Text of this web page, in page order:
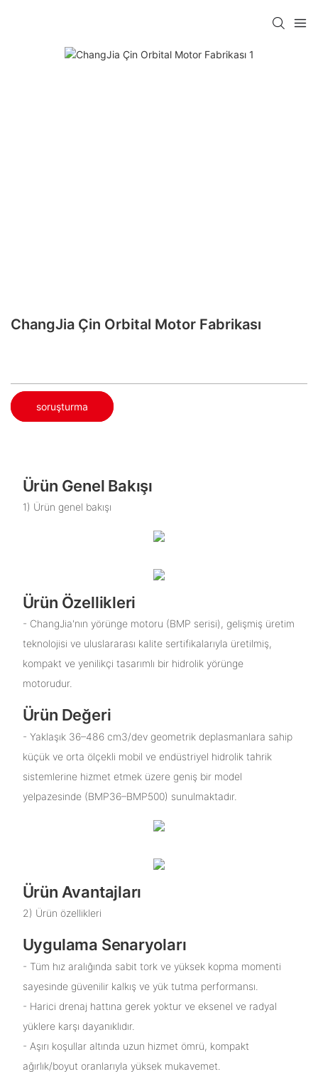
ChangJia Çin Orbital Motor Fabrikası
soruşturma
Ürün Genel Bakışı
1) Ürün genel bakışı
Ürün Özellikleri
- ChangJia'nın yörünge motoru (BMP serisi), gelişmiş üretim
teknolojisi ve uluslararası kalite sertifikalarıyla üretilmiş,
kompakt ve yenilikçi tasarımlı bir hidrolik yörünge
motorudur.
Ürün Değeri
- Yaklaşık 36–486 cm3/dev geometrik deplasmanlara sahip
küçük ve orta ölçekli mobil ve endüstriyel hidrolik tahrik
sistemlerine hizmet etmek üzere geniş bir model
yelpazesinde (BMP36–BMP500) sunulmaktadır.
Ürün Avantajları
2) Ürün özellikleri
Uygulama Senaryoları
- Tüm hız aralığında sabit tork ve yüksek kopma momenti
sayesinde güvenilir kalkış ve yük tutma performansı.
- Harici drenaj hattına gerek yoktur ve eksenel ve radyal
yüklere karşı dayanıklıdır.
- Aşırı koşullar altında uzun hizmet ömrü, kompakt
ağırlık/boyut oranlarıyla yüksek mukavemet.